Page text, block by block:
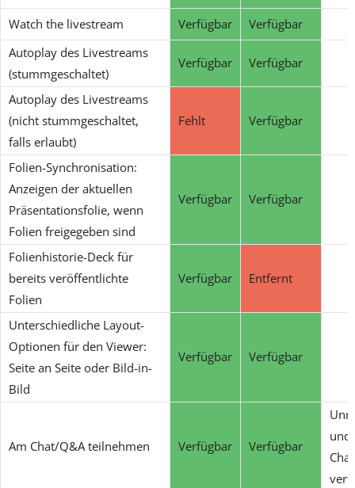
Watch the livestream
Verfügbar
Verfügbar
Autoplay des Livestreams
(stummgeschaltet)
Verfügbar Verfügbar
Autoplay des Livestreams
(nicht stummgeschaltet,
falls erlaubt)
Fehlt Verfügbar
Folien-Synchronisation:
Anzeigen der aktuellen
Präsentationsfolie, wenn
Folien freigegeben sind
Verfügbar Verfügbar
Folienhistorie-Deck für
bereits veröffentlichte
Folien
Verfügbar Entfernt
Unterschiedliche Layout-
Optionen für den Viewer:
Seite an Seite oder Bild-in-
Bild
Verfügbar Verfügbar
Am Chat/Q&A teilnehmen Verfügbar Verfügbar
und